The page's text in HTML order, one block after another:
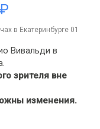
Вивальди в
зрителя вне
изменения.